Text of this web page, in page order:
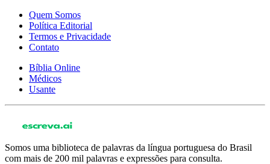
Quem Somos
Política Editorial
Termos e Privacidade
Contato
Bíblia Online
Médicos
Usante
Somos uma biblioteca de palavras da língua portuguesa do Brasil
com mais de 200 mil palavras e expressões para consulta.